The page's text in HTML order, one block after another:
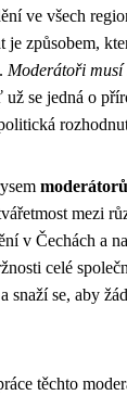
ve všech
je způsobem,
Moderátoři musí
už se jedná o
mezi
v Čechách a
celé
snaží se, aby
těchto